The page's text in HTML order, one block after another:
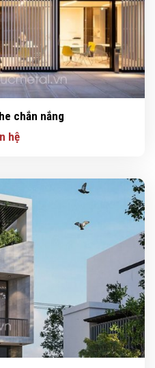
chắn nắng
hệ